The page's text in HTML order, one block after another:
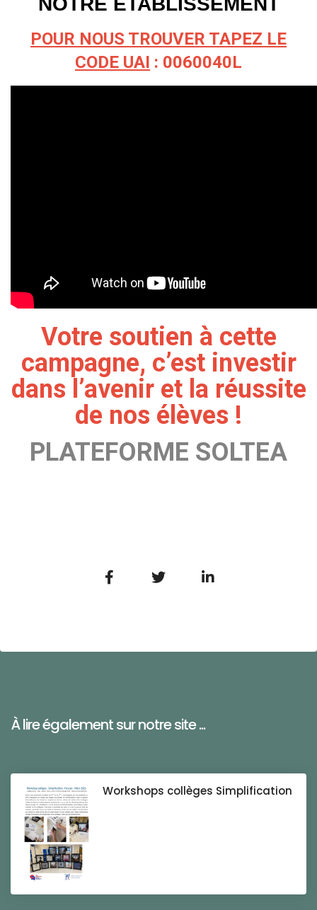
POUR NOUS TROUVER TAPEZ LE
CODE UAI : 0060040L
Votre soutien à cette
campagne, c’est investir
dans l’avenir et la réussite
de nos élèves !
PLATEFORME SOLTEA
À lire également sur notre site ...
Workshops collèges Simplification